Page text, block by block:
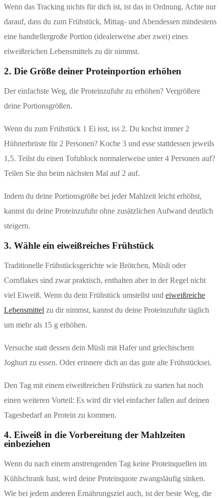
Wenn das Tracking nichts für dich ist, ist das in Ordnung. Achte nur
darauf, dass du zum Frühstück, Mittag- und Abendessen mindestens
eine handtellergroße Portion (idealerweise aber zwei) eines
eiweißreichen Lebensmittels zu dir nimmst.
2. Die Größe deiner Proteinportion erhöhen
Der einfachste Weg, die Proteinzufuhr zu erhöhen? Vergrößere
deine Portionsgrößen.
Wenn du zum Frühstück 1 Ei isst, iss 2. Du kochst immer 2
Hühnerbrüste für 2 Personen? Koche 3 und esse stattdessen jeweils
1,5. Teilst du einen Tofublock normalerweise unter 4 Personen auf?
Teilen Sie ihn beim nächsten Mal auf 2 auf.
Indem du deine Portionsgröße bei jeder Mahlzeit leicht erhöhst,
kannst du deine Proteinzufuhr ohne zusätzlichen Aufwand deutlich
steigern.
3. Wähle ein eiweißreiches Frühstück
Traditionelle Frühstücksgerichte wie Brötchen, Müsli oder
Cornflakes sind zwar praktisch, enthalten aber in der Regel nicht
viel Eiweiß. Wenn du dein Frühstück umstellst und eiweißreiche
Lebensmittel zu dir nimmst, kannst du deine Proteinzufuhr täglich
um mehr als 15 g erhöhen.
Versuche statt dessen dein Müsli mit Hafer und griechischem
Joghurt zu essen. Oder erinnere dich an das gute alte Frühstücksei.
Den Tag mit einem eiweißreichen Frühstück zu starten hat noch
einen weiteren Vorteil: Es wird dir viel einfacher fallen auf deinen
Tagesbedarf an Protein zu kommen.
4. Eiweiß in die Vorbereitung der Mahlzeiten
einbeziehen
Wenn du nach einem anstrengenden Tag keine Proteinquellen im
Kühlschrank hast, wird deine Proteinquote zwangsläufig sinken.
Wie bei jedem anderen Ernährungsziel auch, ist der beste Weg, die